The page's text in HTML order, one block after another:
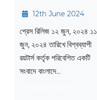
12th June 2024
প্রেস রিলিজ ১২ জুন, ২০২৪ ১১
জুন, ২০২৪ তারিখে বিশ্বব্যাপী
রয়টার্স কর্তৃক পরিবেশিত একটি
সংবাদে বাংলাদে...